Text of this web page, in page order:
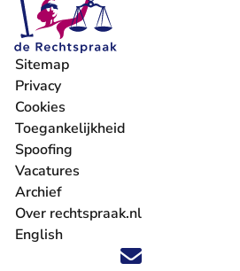
Volg ons op X (Twitter) - U verlaat
Volg ons op Facebook - U
Volg ons op Instagram - U
Volg ons op Youtube - U
Volg ons op
'Blijf op de
Sitemap
Privacy
Cookies
Toegankelijkheid
Spoofing
Vacatures
- U verlaat Rechtspraak.nl
Archief
Over rechtspraak.nl
English